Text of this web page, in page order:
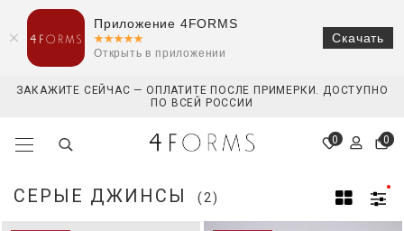
ЗАКАЖИТЕ СЕЙЧАС — ОПЛАТИТЕ ПОСЛЕ ПРИМЕРКИ. ДОСТУПНО
ПО ВСЕЙ РОССИИ
0 0
СЕРЫЕ ДЖИНСЫ (2)
Приложение 4FORMS
Открыть в приложении
Скачать